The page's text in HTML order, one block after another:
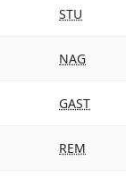
STU
NAG
GAST
REM